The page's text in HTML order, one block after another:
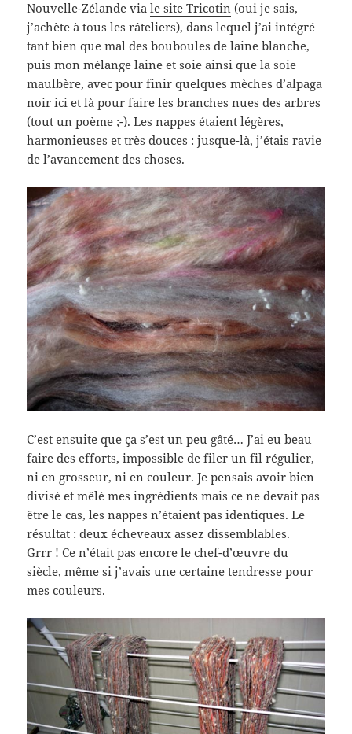
Nouvelle-Zélande viale site Tricotin (oui je sais,
j’achète à tous les râteliers), dans lequel j’ai intégré
tant bien que mal des bouboules de laine blanche,
puis mon mélange laine et soie ainsi que la soie
maulbère, avec pour finir quelques mèches d’alpaga
noir ici et là pour faire les branches nues des arbres
(tout un poème ;-). Les nappes étaient légères,
harmonieuses et très douces : jusque-là, j’étais ravie
de l’avancement des choses.
C’est ensuite que ça s’est un peu gâté… J’ai eu beau
faire des efforts, impossible de filer un fil régulier,
ni en grosseur, ni en couleur. Je pensais avoir bien
divisé et mêlé mes ingrédients mais ce ne devait pas
être le cas, les nappes n’étaient pas identiques. Le
résultat : deux écheveaux assez dissemblables.
Grrr ! Ce n’était pas encore le chef-d’œuvre du
siècle, même si j’avais une certaine tendresse pour
mes couleurs.